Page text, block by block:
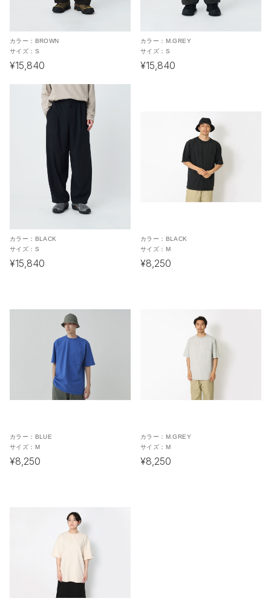
カラー： BROWN
サイズ： S
¥15,840
カラー： M.GREY
サイズ： S
¥15,840
カラー： BLACK
サイズ： S
¥15,840
カラー： BLACK
サイズ： M
¥8,250
カラー： BLUE
サイズ： M
¥8,250
カラー： M.GREY
サイズ： M
¥8,250